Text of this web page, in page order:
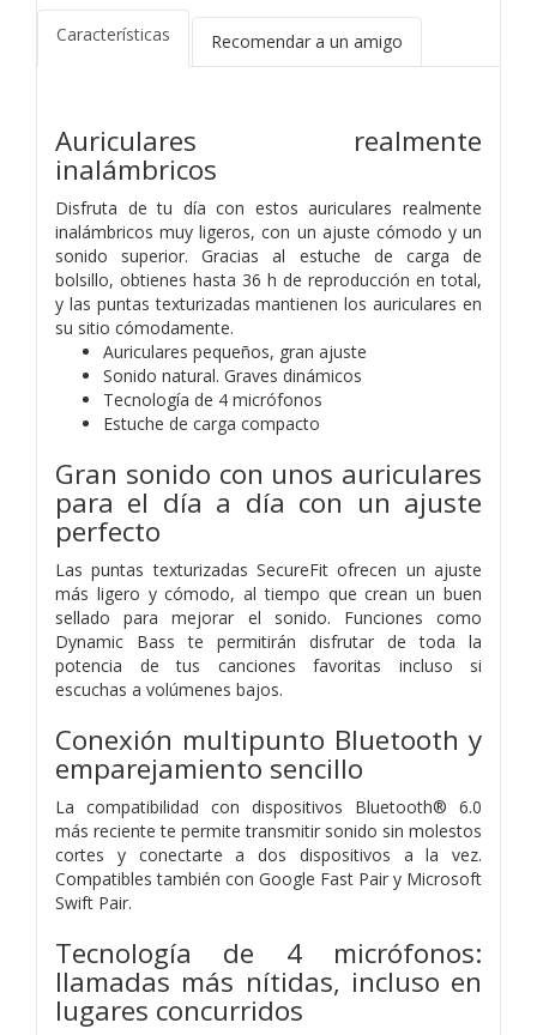
Características Recomendar a un amigo
Auriculares realmente
inalámbricos
Disfruta de tu día con estos auriculares realmente
inalámbricos muy ligeros, con un ajuste cómodo y un
sonido superior. Gracias al estuche de carga de
bolsillo, obtienes hasta 36 h de reproducción en total,
y las puntas texturizadas mantienen los auriculares en
su sitio cómodamente.
Auriculares pequeños, gran ajuste
Sonido natural. Graves dinámicos
Tecnología de 4 micrófonos
Estuche de carga compacto
Gran sonido con unos auriculares
para el día a día con un ajuste
perfecto
Las puntas texturizadas SecureFit ofrecen un ajuste
más ligero y cómodo, al tiempo que crean un buen
sellado para mejorar el sonido. Funciones como
Dynamic Bass te permitirán disfrutar de toda la
potencia de tus canciones favoritas incluso si
escuchas a volúmenes bajos.
Conexión multipunto Bluetooth y
emparejamiento sencillo
La compatibilidad con dispositivos Bluetooth® 6.0
más reciente te permite transmitir sonido sin molestos
cortes y conectarte a dos dispositivos a la vez.
Compatibles también con Google Fast Pair y Microsoft
Swift Pair.
Tecnología de 4 micrófonos:
llamadas más nítidas, incluso en
lugares concurridos